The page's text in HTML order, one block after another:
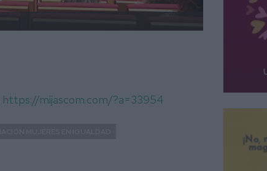
https://mijascom.com/?a=33954